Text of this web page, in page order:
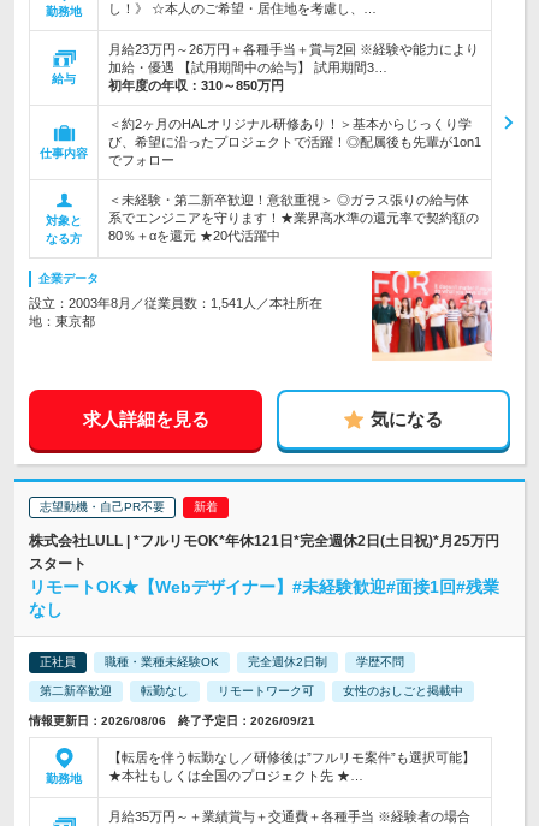
勤務地
し！》 ☆本人のご希望・居住地を考慮し、…
給与
月給23万円～26万円＋各種手当＋賞与2回 ※経験や能力により
加給・優遇 【試用期間中の給与】 試用期間3…
初年度の年収： 310～850万円
仕事内容
＜約2ヶ月のHALオリジナル研修あり！＞基本からじっくり学
び、希望に沿ったプロジェクトで活躍！◎配属後も先輩が1on1
でフォロー
対象と
なる方
＜未経験・第二新卒歓迎！意欲重視＞ ◎ガラス張りの給与体
系でエンジニアを守ります！★業界高水準の還元率で契約額の
80％＋αを還元 ★20代活躍中
企業データ
設立：2003年8月／従業員数：1,541人／本社所在
地：東京都
求人詳細を見る 気になる
志望動機・自己PR不要
株式会社LULL | *フルリモOK*年休121日*完全週休2日(土日祝)*月25万円
スタート
リモートOK★【Webデザイナー】#未経験歓迎#面接1回#残業
なし
正社員 職種・業種未経験OK 完全週休2日制 学歴不問
第二新卒歓迎 転勤なし リモートワーク可 女性のおしごと掲載中
情報更新日：2026/08/06 終了予定日：2026/09/21
勤務地
【転居を伴う転勤なし／研修後は”フルリモ案件”も選択可能】
★本社もしくは全国のプロジェクト先 ★…
月給35万円～＋業績賞与＋交通費＋各種手当 ※経験者の場合